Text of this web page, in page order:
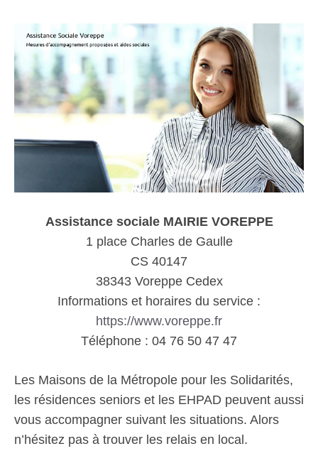
Assistance sociale MAIRIE VOREPPE
1 place Charles de Gaulle
CS 40147
38343 Voreppe Cedex
Informations et horaires du service :
https://www.voreppe.fr
Téléphone : 04 76 50 47 47
Les Maisons de la Métropole pour les Solidarités,
les résidences seniors et les EHPAD peuvent aussi
vous accompagner suivant les situations. Alors
n’hésitez pas à trouver les relais en local.